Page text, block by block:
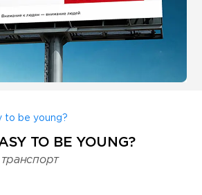
to be young?
TO BE YOUNG?